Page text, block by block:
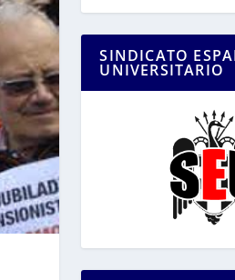
SINDICATO
UNIVERSITARIO